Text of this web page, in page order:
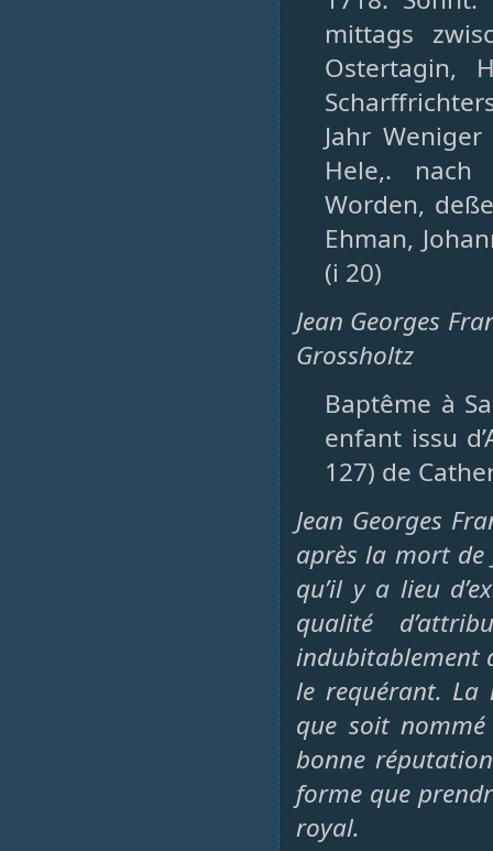
mittags
Ostertagin,
Jahr
Hele,. nach
Worden,
Ehman,
(i 20)
Jean Georges
Grossholtz
Baptême à
enfant issu
127) de
Jean Georges
après la mort de
qu’il y a lieu
qualité
indubitablement
le requérant. La
que soit
bonne
forme que
royal.